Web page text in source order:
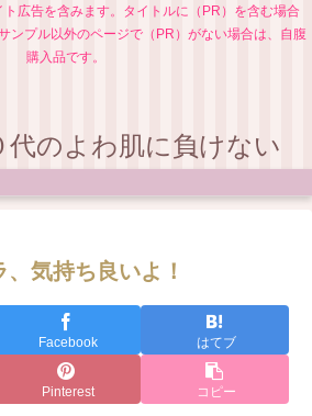
広告を含みます。タイトルに（PR）を含む場合
ンプル以外のページで（PR）がない場合は、自腹
購入品です。
代のよわ肌に負けない
気持ち良いよ！
Facebook はてブ
Pinterest コピー